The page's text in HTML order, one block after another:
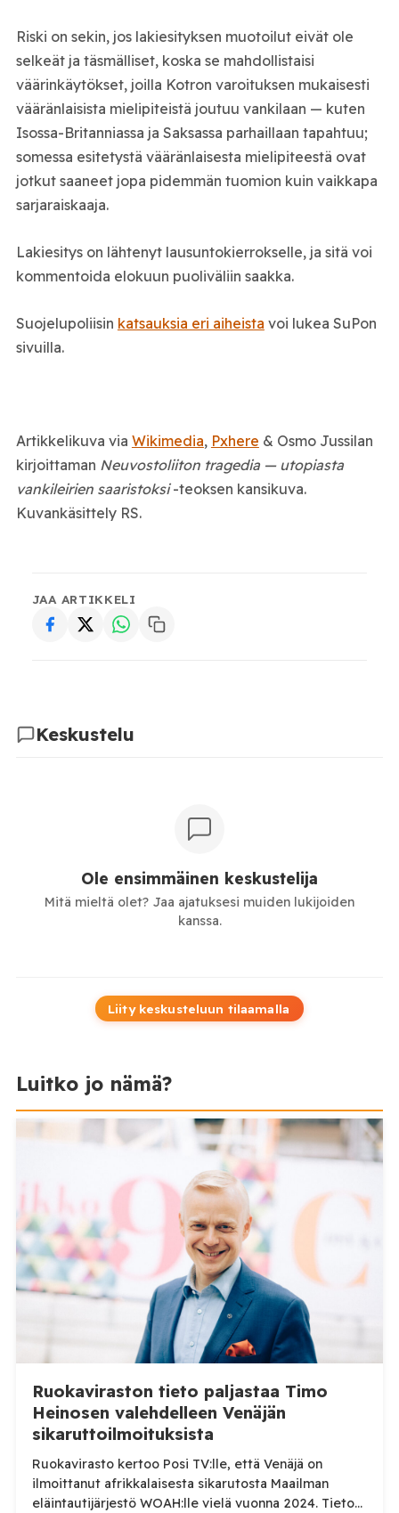
Riski on sekin, jos lakiesityksen muotoilut eivät ole
selkeät ja täsmälliset, koska se mahdollistaisi
väärinkäytökset, joilla Kotron varoituksen mukaisesti
vääränlaisista mielipiteistä joutuu vankilaan — kuten
Isossa-Britanniassa ja Saksassa parhaillaan tapahtuu;
somessa esitetystä vääränlaisesta mielipiteestä ovat
jotkut saaneet jopa pidemmän tuomion kuin vaikkapa
sarjaraiskaaja.
Lakiesitys on lähtenyt lausuntokierrokselle, ja sitä voi
kommentoida elokuun puoliväliin saakka.
Suojelupoliisin katsauksia eri aiheista voi lukea SuPon
sivuilla.
Artikkelikuva via Wikimedia, Pxhere & Osmo Jussilan
kirjoittaman Neuvostoliiton tragedia — utopiasta
vankileirien saaristoksi-teoksen kansikuva.
Kuvankäsittely RS.
JAA ARTIKKELI
Keskustelu
Ole ensimmäinen keskustelija
Mitä mieltä olet? Jaa ajatuksesi muiden lukijoiden
kanssa.
Liity keskusteluun tilaamalla
Luitko jo nämä?
Ruokaviraston tieto paljastaa Timo
Heinosen valehdelleen Venäjän
sikaruttoilmoituksista
Ruokavirasto kertoo Posi TV:lle, että Venäjä on
ilmoittanut afrikkalaisesta sikarutosta Maailman
eläintautijärjestö WOAH:lle vielä vuonna 2024. Tieto